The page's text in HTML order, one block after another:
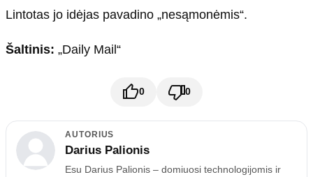
Lintotas jo idėjas pavadino „nesąmonėmis“.
Šaltinis: „Daily Mail“
0 0
AUTORIUS
Darius Palionis
Esu Darius Palionis – domiuosi technologijomis ir